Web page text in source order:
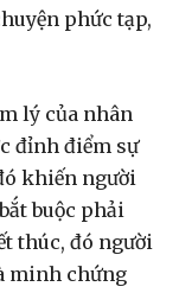
phức tạp,
lý của nhân
đỉnh điểm sự
khiến người
buộc phải
thúc, đó người
minh chứng